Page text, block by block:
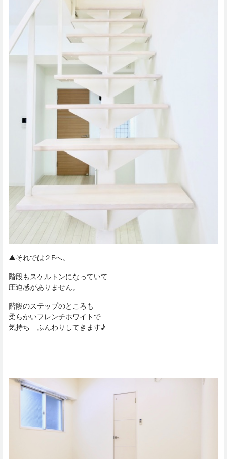
▲それでは２Fへ。
階段もスケルトンになっていて
圧迫感がありません。
階段のステップのところも
柔らかいフレンチホワイトで
気持ち ふんわりしてきます♪